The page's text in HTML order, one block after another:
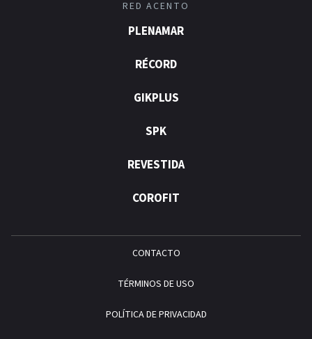
RED ACENTO
PLENAMAR
RÉCORD
GIKPLUS
SPK
REVESTIDA
COROFIT
CONTACTO
TÉRMINOS DE USO
POLÍTICA DE PRIVACIDAD